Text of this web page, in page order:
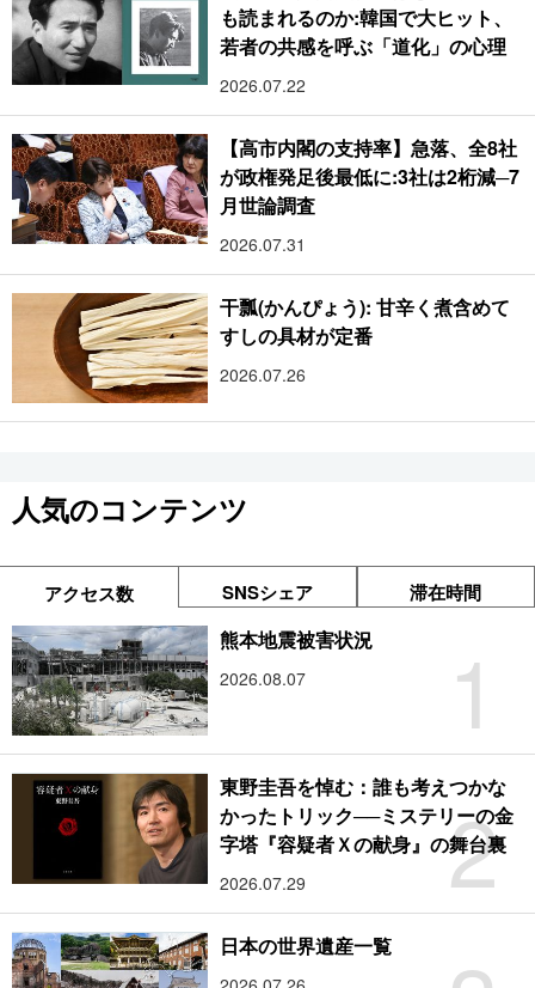
も読まれるのか:韓国で大ヒット、
若者の共感を呼ぶ「道化」の心理
2026.07.22
【高市内閣の支持率】急落、全8社
が政権発足後最低に:3社は2桁減─7
月世論調査
2026.07.31
干瓢(かんぴょう): 甘辛く煮含めて
すしの具材が定番
2026.07.26
人気のコンテンツ
アクセス数 SNSシェア 滞在時間
1
熊本地震被害状況
2026.08.07
2
東野圭吾を悼む：誰も考えつかな
かったトリック──ミステリーの金
字塔『容疑者Ｘの献身』の舞台裏
2026.07.29
日本の世界遺産一覧